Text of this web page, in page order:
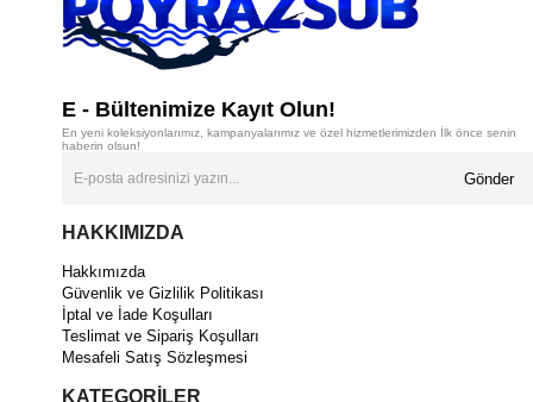
E - Bültenimize Kayıt Olun!
En yeni koleksiyonlarımız, kampanyalarımız ve özel hizmetlerimizden İlk önce senin
haberin olsun!
Gönder
HAKKIMIZDA
Hakkımızda
Güvenlik ve Gizlilik Politikası
İptal ve İade Koşulları
Teslimat ve Sipariş Koşulları
Mesafeli Satış Sözleşmesi
KATEGORİLER